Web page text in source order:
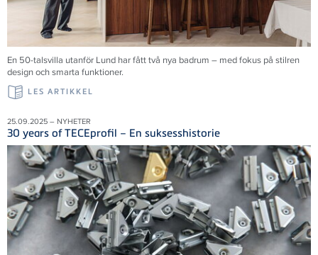
En 50-talsvilla utanför Lund har fått två nya badrum – med fokus på stilren
design och smarta funktioner.
LES ARTIKKEL
25.09.2025 – NYHETER
30 years of TECEprofil – En suksesshistorie